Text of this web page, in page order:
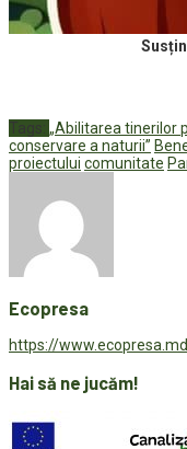
Tags: „Abilitarea tinerilor
conservare a naturii”
proiectului comunitate
Ecopresa
https://www.ecopresa.md
Hai să ne jucăm!